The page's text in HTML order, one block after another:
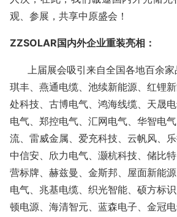
观、 参展 ，共享中原盛会 ！
ZZSOLAR 国内外企业重装亮相 ：
上届展会吸引来自全国各地百余
琪丰、燕通电缆、池续新能源、红锂
处科技、古博电气、鸿海线缆、天晟
电气、郑控电气、汇网电气、华智电
流、雷威金属、爱充科技、云帆风、乐
中信安、欣力电气、灏杭科技、储比
营标牌、赫兹曼、金斯邦、屋面新能
电气、兆基电缆、织光智能、硕方标
顿电源、海清智元、蓝森电子、金冠电